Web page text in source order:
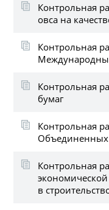
Контрольная
овса на
Контрольная
Контрольная
бумаг
Контрольная
Контрольная
в